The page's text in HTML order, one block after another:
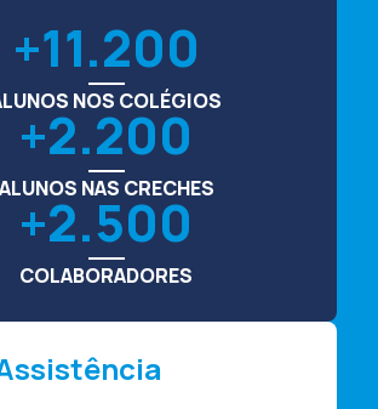
11.200
NOS COLÉGIOS
2.200
ALUNOS NAS CRECHES
2.500
COLABORADORES